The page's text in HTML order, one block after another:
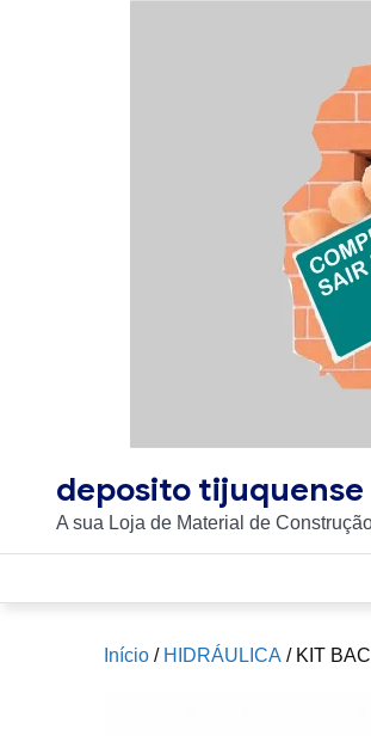
deposito tijuquense
A sua Loja de Material de
Início / HIDRÁULICA / KIT